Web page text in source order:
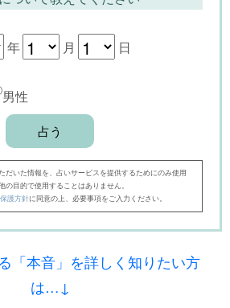
年 月 日
男性
だいた情報を、占いサービスを提供するためにのみ使用
の目的で使用することはありません。
護方針に同意の上、必要事項をご入力ください。
「本音」を詳しく知りたい方
は…↓